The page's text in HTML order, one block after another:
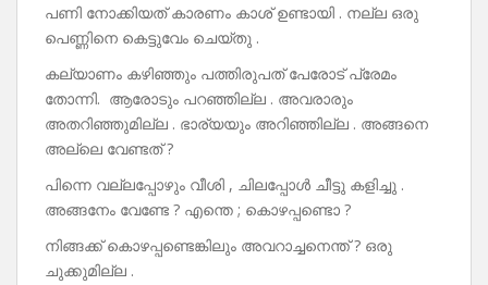
പണി നോക്കിയത് കാരണം കാശ് ഉണ്ടായി . നല്ല ഒരു
പെണ്ണിനെ കെട്ടുവേം ചെയ്തു .
കല്യാണം കഴിഞ്ഞും പത്തിരുപത് പേരോട് പ്രേമം
തോന്നി. ആരോടും പറഞ്ഞില്ല . അവരാരും
അതറിഞ്ഞുമില്ല . ഭാര്യയും അറിഞ്ഞില്ല . അങ്ങനെ
അല്ലെ വേണ്ടത് ?
പിന്നെ വല്ലപ്പോഴും വീശി , ചിലപ്പോൾ ചീട്ടു കളിച്ചു .
അങ്ങനേം വേണ്ടേ ? എന്തെ ; കൊഴപ്പണ്ടൊ ?
നിങ്ങക്ക് കൊഴപ്പണ്ടെങ്കിലും അവറാച്ചനെന്ത് ? ഒരു
ചുക്കുമില്ല .